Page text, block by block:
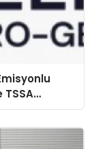
TSSA